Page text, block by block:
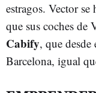
estragos. Vector
que sus coches de
Cabify, que desde
Barcelona, igual